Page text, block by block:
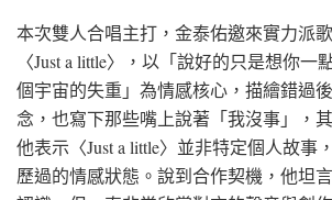
本次雙人合唱主打，金泰佑邀來實力派
〈Just a little〉，以「說好的只是想你一
個宇宙的失重」為情感核心，描繪錯過
念，也寫下那些嘴上說著「我沒事」，
他表示〈Just a little〉並非特定個人故事
歷過的情感狀態。說到合作契機，他坦